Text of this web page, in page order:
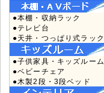
●本棚・収納ラック
●テレビ台
●天井・つっぱり式ラック
●子供家具・キッズルーム
●ベビーチェア
●木製2段・3段ベッド